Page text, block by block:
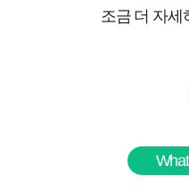
조금 더 자세